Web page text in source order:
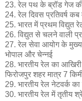
23. रेल पथ के ब्रॉड गेज की
24. रेल दिवस प्रतिवर्ष
25. भारत में प्रथम विद्युत
26. विद्युत से चलने वाली
27. रेल सेवा आयोग के
भोपाल और चेन्नई
28. भारतीय रेल का
फिरोजपुर शहर मात्र 7
29. भारतीय रेल नेटवर्क
30. भारतीय रेल में तृतीय